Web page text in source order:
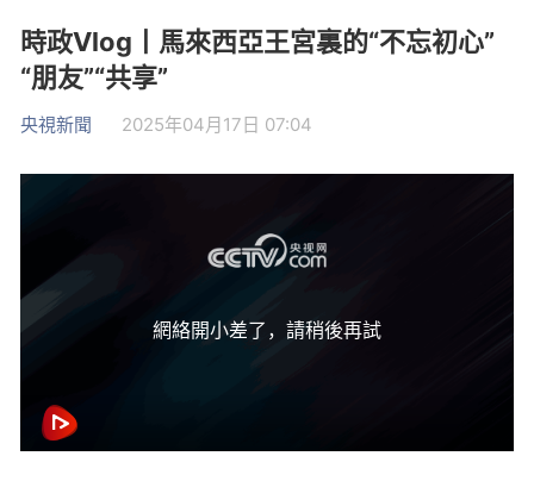
時政Vlog丨馬來西亞王宮裏的“不忘初心”
“朋友”“共享”
央視新聞 2025年04月17日 07:04
網絡開小差了，請稍後再試